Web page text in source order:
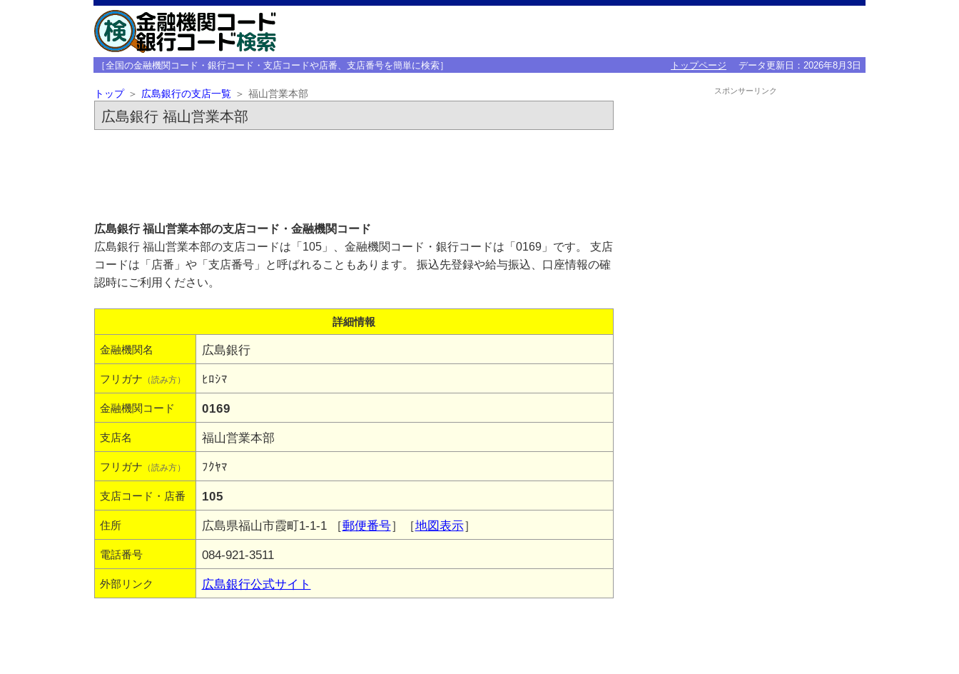
［全国の金融機関コード・銀行コード・支店コードや店番、支店番号を簡単に検索］ トップページ データ更新日： 2026年8月3日
トップ 広島銀行の支店一覧 福山営業本部
広島銀行 福山営業本部
広島銀行 福山営業本部の支店コード・金融機関コード
広島銀行 福山営業本部の支店コードは「105」、金融機関コード・銀行コードは「0169」です。 支店
コードは「店番」や「支店番号」と呼ばれることもあります。 振込先登録や給与振込、口座情報の確
認時にご利用ください。
詳細情報
金融機関名 広島銀行
フリガナ （読み方） ﾋﾛｼﾏ
金融機関コード 0169
支店名 福山営業本部
フリガナ （読み方） ﾌｸﾔﾏ
支店コード・店番 105
住所 広島県福山市霞町1-1-1 ［郵便番号］［地図表示］
電話番号 084-921-3511
外部リンク 広島銀行公式サイト
スポンサーリンク